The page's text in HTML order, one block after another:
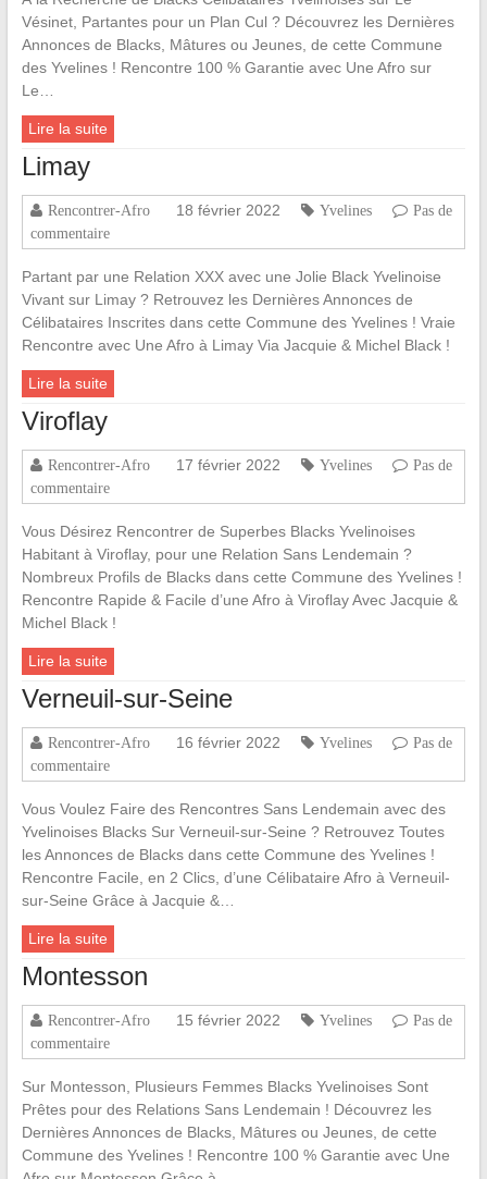
Vésinet, Partantes pour un Plan Cul ? Découvrez les Dernières
Annonces de Blacks, Mâtures ou Jeunes, de cette Commune
des Yvelines ! Rencontre 100 % Garantie avec Une Afro sur
Le…
Lire la suite
Limay
Rencontrer-Afro 18 février 2022 Yvelines
Pas de
commentaire
Partant par une Relation XXX avec une Jolie Black Yvelinoise
Vivant sur Limay ? Retrouvez les Dernières Annonces de
Célibataires Inscrites dans cette Commune des Yvelines ! Vraie
Rencontre avec Une Afro à Limay Via Jacquie & Michel Black !
Lire la suite
Viroflay
Rencontrer-Afro 17 février 2022 Yvelines
Pas de
commentaire
Vous Désirez Rencontrer de Superbes Blacks Yvelinoises
Habitant à Viroflay, pour une Relation Sans Lendemain ?
Nombreux Profils de Blacks dans cette Commune des Yvelines !
Rencontre Rapide & Facile d’une Afro à Viroflay Avec Jacquie &
Michel Black !
Lire la suite
Verneuil-sur-Seine
Rencontrer-Afro 16 février 2022 Yvelines
Pas de
commentaire
Vous Voulez Faire des Rencontres Sans Lendemain avec des
Yvelinoises Blacks Sur Verneuil-sur-Seine ? Retrouvez Toutes
les Annonces de Blacks dans cette Commune des Yvelines !
Rencontre Facile, en 2 Clics, d’une Célibataire Afro à Verneuil-
sur-Seine Grâce à Jacquie &…
Lire la suite
Montesson
Rencontrer-Afro 15 février 2022 Yvelines
Pas de
commentaire
Sur Montesson, Plusieurs Femmes Blacks Yvelinoises Sont
Prêtes pour des Relations Sans Lendemain ! Découvrez les
Dernières Annonces de Blacks, Mâtures ou Jeunes, de cette
Commune des Yvelines ! Rencontre 100 % Garantie avec Une